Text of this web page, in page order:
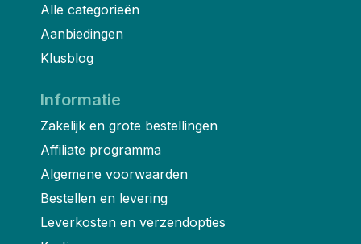
Alle categorieën
Aanbiedingen
Klusblog
Informatie
Zakelijk en grote bestellingen
Affiliate programma
Algemene voorwaarden
Bestellen en levering
Leverkosten en verzendopties